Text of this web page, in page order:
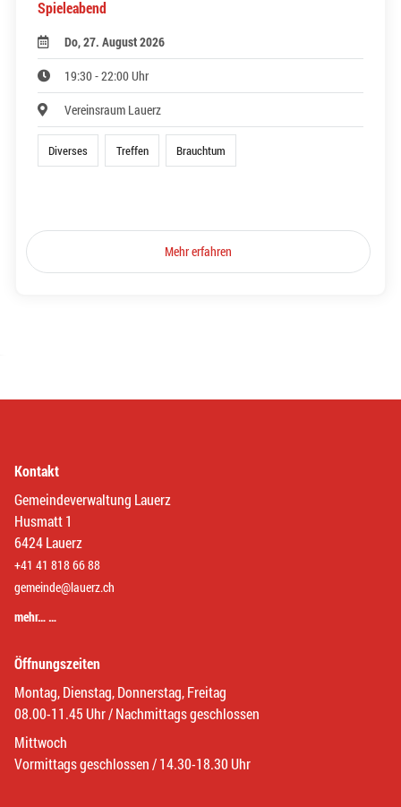
Spieleabend
Do, 27. August 2026
19:30 - 22:00 Uhr
Vereinsraum Lauerz
Diverses Treffen Brauchtum
Mehr erfahren
Kontakt
Gemeindeverwaltung Lauerz
Husmatt 1
6424 Lauerz
+41 41 818 66 88
gemeinde@lauerz.ch
mehr… …
Öffnungszeiten
Montag, Dienstag, Donnerstag, Freitag
08.00-11.45 Uhr / Nachmittags geschlossen
Mittwoch
Vormittags geschlossen / 14.30-18.30 Uhr